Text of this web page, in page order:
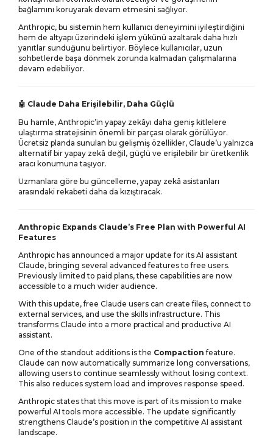
bağlamını koruyarak devam etmesini sağlıyor.
Anthropic, bu sistemin hem kullanıcı deneyimini iyileştirdiğini
hem de altyapı üzerindeki işlem yükünü azaltarak daha hızlı
yanıtlar sunduğunu belirtiyor. Böylece kullanıcılar, uzun
sohbetlerde başa dönmek zorunda kalmadan çalışmalarına
devam edebiliyor.
🤖 Claude Daha Erişilebilir, Daha Güçlü
Bu hamle, Anthropic’in yapay zekâyı daha geniş kitlelere
ulaştırma stratejisinin önemli bir parçası olarak görülüyor.
Ücretsiz planda sunulan bu gelişmiş özellikler, Claude’u yalnızca
alternatif bir yapay zekâ değil, güçlü ve erişilebilir bir üretkenlik
aracı konumuna taşıyor.
Uzmanlara göre bu güncelleme, yapay zekâ asistanları
arasındaki rekabeti daha da kızıştıracak.
Anthropic Expands Claude’s Free Plan with Powerful AI
Features
Anthropic has announced a major update for its AI assistant
Claude, bringing several advanced features to free users.
Previously limited to paid plans, these capabilities are now
accessible to a much wider audience.
With this update, free Claude users can create files, connect to
external services, and use the skills infrastructure. This
transforms Claude into a more practical and productive AI
assistant.
One of the standout additions is the Compaction feature.
Claude can now automatically summarize long conversations,
allowing users to continue seamlessly without losing context.
This also reduces system load and improves response speed.
Anthropic states that this move is part of its mission to make
powerful AI tools more accessible. The update significantly
strengthens Claude’s position in the competitive AI assistant
landscape.